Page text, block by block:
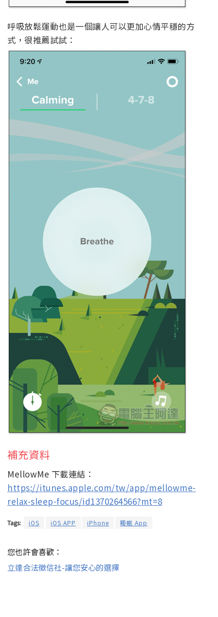
呼吸放鬆運動也是一個讓人可以更加心情平穩的方
式，很推薦試試：
補充資料
MellowMe 下載連結：
https://itunes.apple.com/tw/app/mellowme-
relax-sleep-focus/id1370264566?mt=8
Tags: iOS iOS APP iPhone 睡眠 App
您也許會喜歡：
立達合法徵信社-讓您安心的選擇